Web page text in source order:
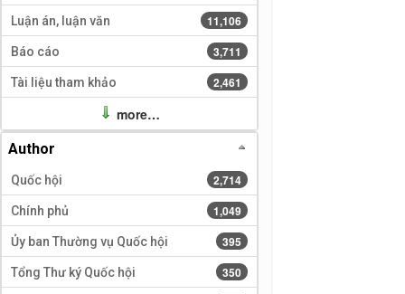
Luận án, luận văn 11,106 results
11,106
Báo cáo 3,711 results
3,711
Tài liệu tham khảo 2,461 results
2,461
more…
Author
Quốc hội 2,714 results
2,714
Chính phủ 1,049 results
1,049
Ủy ban Thường vụ Quốc hội 395 results
395
Tổng Thư ký Quốc hội 350 results
350